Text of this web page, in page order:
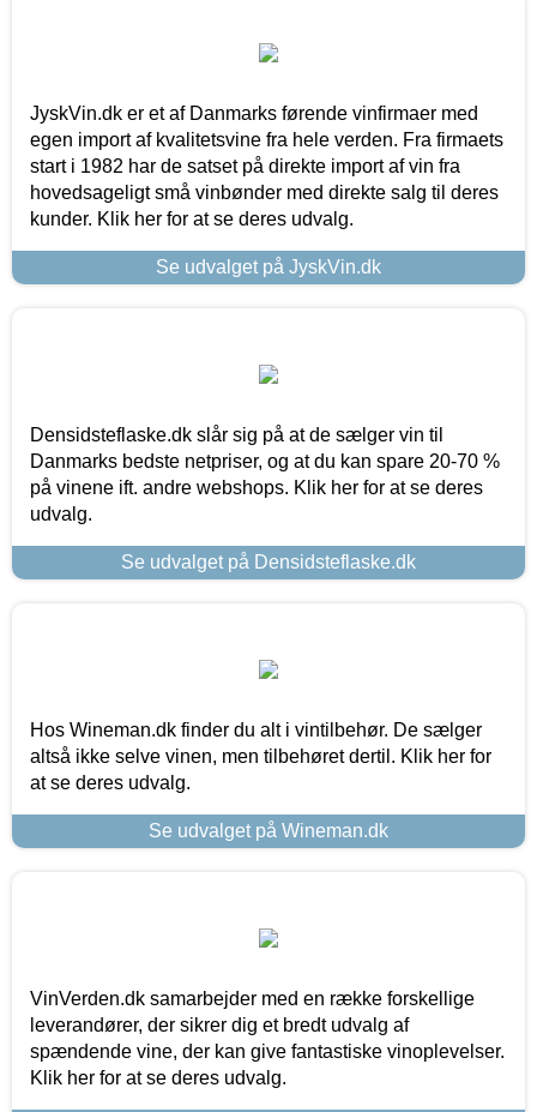
JyskVin.dk er et af Danmarks førende vinfirmaer med
egen import af kvalitetsvine fra hele verden. Fra firmaets
start i 1982 har de satset på direkte import af vin fra
hovedsageligt små vinbønder med direkte salg til deres
kunder. Klik her for at se deres udvalg.
Se udvalget på JyskVin.dk
Densidsteflaske.dk slår sig på at de sælger vin til
Danmarks bedste netpriser, og at du kan spare 20-70 %
på vinene ift. andre webshops. Klik her for at se deres
udvalg.
Se udvalget på Densidsteflaske.dk
Hos Wineman.dk finder du alt i vintilbehør. De sælger
altså ikke selve vinen, men tilbehøret dertil. Klik her for
at se deres udvalg.
Se udvalget på Wineman.dk
VinVerden.dk samarbejder med en række forskellige
leverandører, der sikrer dig et bredt udvalg af
spændende vine, der kan give fantastiske vinoplevelser.
Klik her for at se deres udvalg.